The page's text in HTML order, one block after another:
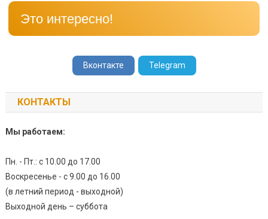
Это интересно!
Вконтакте Telegram
КОНТАКТЫ
Мы работаем:
Пн. - Пт.: с 10.00 до 17.00
Воскресенье - с 9.00 до 16.00
(в летний период - выходной)
Выходной день – суббота